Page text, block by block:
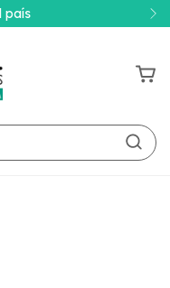
país